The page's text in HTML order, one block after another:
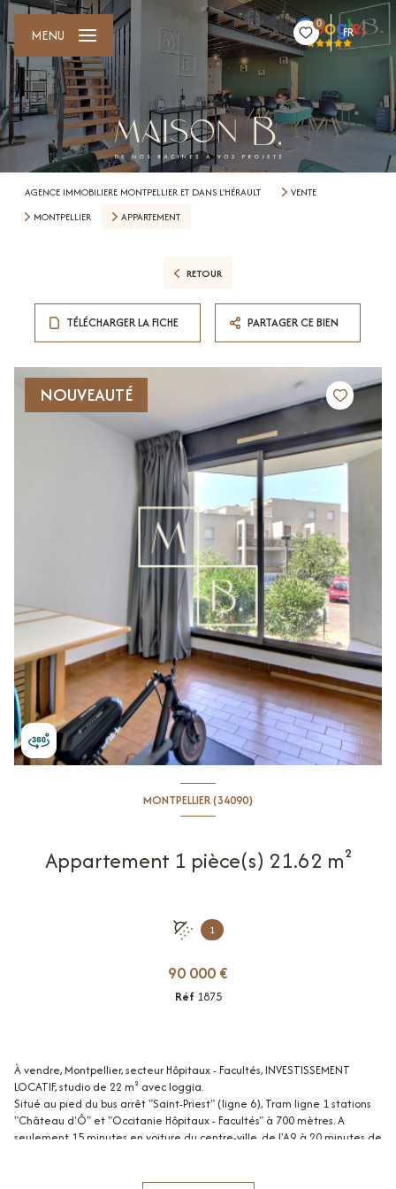
0
FR
MENU
AGENCE IMMOBILIERE MONTPELLIER ET DANS L'HÉRAULT
VENTE
MONTPELLIER
APPARTEMENT
RETOUR
TÉLÉCHARGER LA FICHE PARTAGER CE BIEN
NOUVEAUTÉ
MONTPELLIER (34090)
Appartement 1 pièce(s) 21.62 m²
1
90 000 €
Réf 1875
Àvendre, Montpellier, secteur Hôpitaux - Facultés, INVESTISSEMENT
LOCATIF, studio de 22 m² avec loggia.
Situé au pied du bus arrêt "Saint-Priest" (ligne 6), Tram ligne 1 stations
"Château d'Ô" et "Occitanie Hôpitaux - Facultés" à 700 mètres. A
seulement 15 minutes en voiture du centre-ville, de l'A9, à 20 minutes de